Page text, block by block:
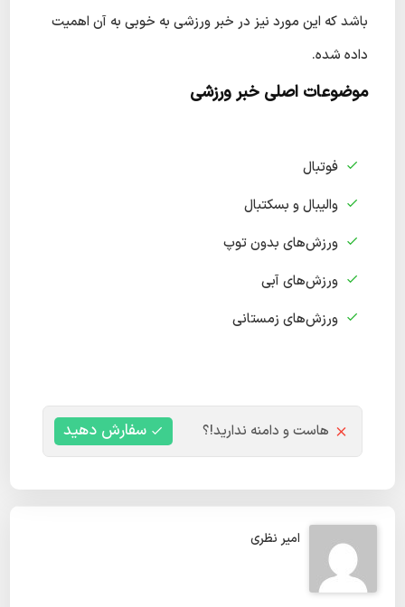
باشد که این مورد نیز در خبر ورزشی به خوبی به آن اهمیت
داده شده.
موضوعات اصلی خبر ورزشی
فوتبال
والیبال و بسکتبال
ورزش‌های بدون توپ
ورزش‌های آبی
ورزش‌های زمستانی
هاست و دامنه ندارید!؟ سفارش دهید
امیر نظری